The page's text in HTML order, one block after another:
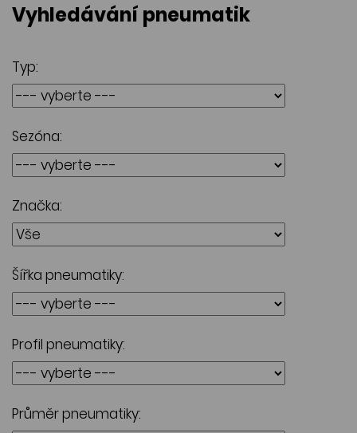
Vyhledávání pneumatik
Typ:
Sezóna:
Značka:
Šířka pneumatiky:
Profil pneumatiky:
Průměr pneumatiky: